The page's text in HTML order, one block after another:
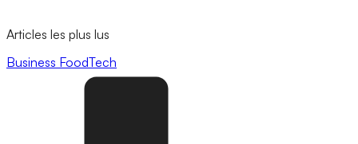
Articles les plus lus
Business FoodTech